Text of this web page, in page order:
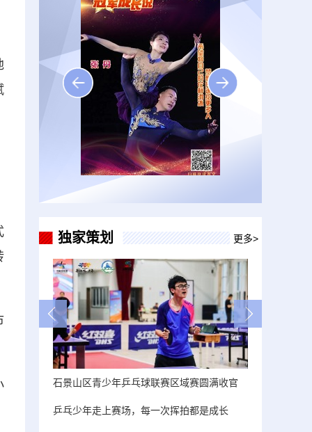
独家策划 更多>
石景山区青少年乒乓球联赛区域赛圆满收官
乒乓少年走上赛场，每一次挥拍都是成长